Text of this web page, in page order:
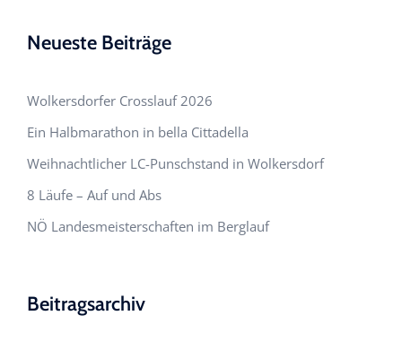
Neueste Beiträge
Wolkersdorfer Crosslauf 2026
Ein Halbmarathon in bella Cittadella
Weihnachtlicher LC-Punschstand in Wolkersdorf
8 Läufe – Auf und Abs
NÖ Landesmeisterschaften im Berglauf
Beitragsarchiv